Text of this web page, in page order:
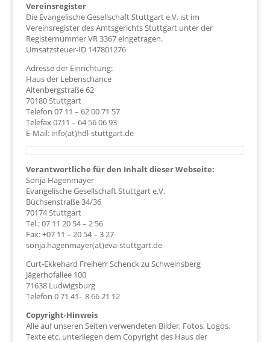
Vereinsregister
Die Evangelische Gesellschaft Stuttgart e.V. ist im
Vereinsregister des Amtsgerichts Stuttgart unter der
Registernummer VR 3367 eingetragen.
Umsatzsteuer-ID 147801276
Adresse der Einrichtung:
Haus der Lebenschance
Altenbergstraße 62
70180 Stuttgart
Telefon 07 11 – 62 00 71 57
Telefax 0711 – 64 56 06 93
E-Mail: info(at)hdl-stuttgart.de
Verantwortliche für den Inhalt dieser Webseite:
Sonja Hagenmayer
Evangelische Gesellschaft Stuttgart e.V.
Büchsenstraße 34/36
70174 Stuttgart
Tel.: 07 11 20 54 – 2 56
Fax: +07 11 – 20 54 – 3 27
sonja.hagenmayer(at)eva-stuttgart.de
Curt-Ekkehard Freiherr Schenck zu Schweinsberg
Jägerhofallee 100
71638 Ludwigsburg
Telefon 0 71 41- 8 66 21 12
Copyright-Hinweis
Alle auf unseren Seiten verwendeten Bilder, Fotos, Logos,
Texte etc. unterliegen dem Copyright des Haus der